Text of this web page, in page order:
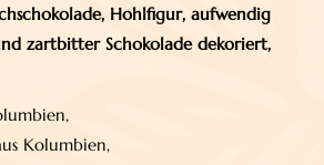
Hohlfigur, aufwendig
zartbitter Schokolade dekoriert,
Kolumbien,